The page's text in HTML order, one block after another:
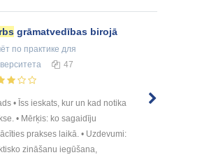
grāmatvedības birojā
по практике для
47
• Īss ieskats, kur un kad notika
• Mērķis: ko sagaidīju
prakses laikā. • Uzdevumi:
zināšanu iegūšana,